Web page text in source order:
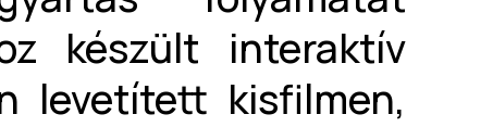
készült interaktív
levetített kisfilmen,